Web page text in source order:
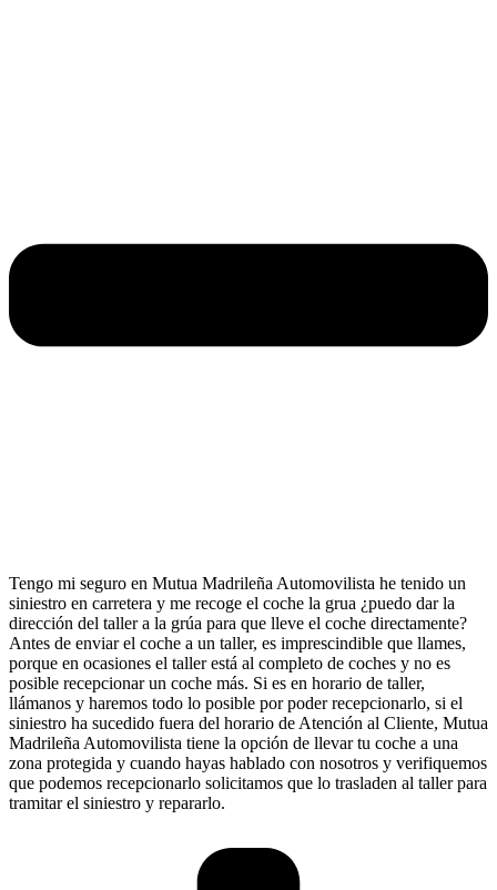
Tengo mi seguro en Mutua Madrileña Automovilista he tenido un
siniestro en carretera y me recoge el coche la grua ¿puedo dar la
dirección del taller a la grúa para que lleve el coche directamente?
Antes de enviar el coche a un taller, es imprescindible que llames,
porque en ocasiones el taller está al completo de coches y no es
posible recepcionar un coche más. Si es en horario de taller,
llámanos y haremos todo lo posible por poder recepcionarlo, si el
siniestro ha sucedido fuera del horario de Atención al Cliente, Mutua
Madrileña Automovilista tiene la opción de llevar tu coche a una
zona protegida y cuando hayas hablado con nosotros y verifiquemos
que podemos recepcionarlo solicitamos que lo trasladen al taller para
tramitar el siniestro y repararlo.